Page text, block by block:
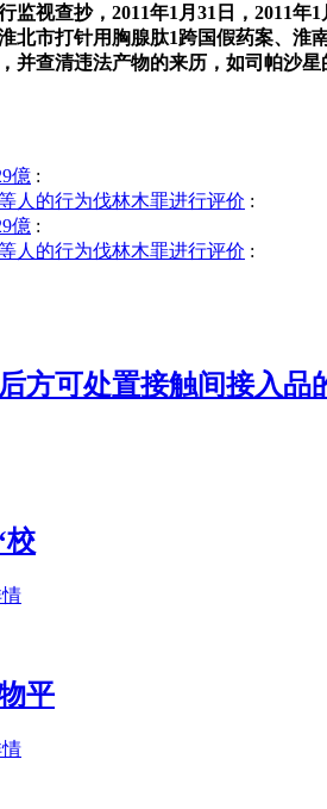
监视查抄，2011年1月31日，2011
北市打针用胸腺肽1跨国假药案、淮
并查清违法产物的来历，如司帕沙
億 :
人的行为伐林木罪进行评价 :
億 :
人的行为伐林木罪进行评价 :
方可处置接触间接入品
校
平